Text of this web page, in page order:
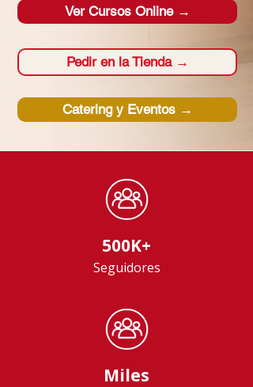
Ver Cursos Online →
Pedir en la Tienda →
Catering y Eventos →
500K+
Seguidores
Miles